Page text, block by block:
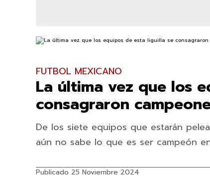
FUTBOL MEXICANO
La última vez que los
consagraron
De los siete equipos que estarán
aún no sabe lo que es ser campeón
Publicado 25 Noviembre 2024